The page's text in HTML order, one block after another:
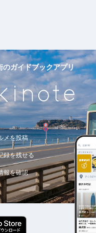
のガイドブックアプリ
メを投稿
録を残せる
報を確認